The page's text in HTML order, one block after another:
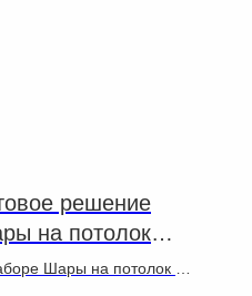
решение
на потолок
Шары на потолок 20